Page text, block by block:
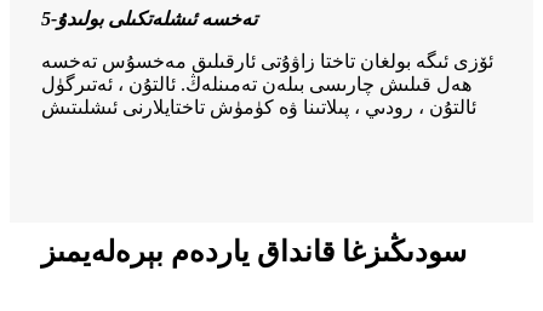
5-تەخسە ئىشلەتكىلى بولىدۇ
ئۆزى ئىگە بولغان تاختا زاۋۇتى ئارقىلىق مەخسۇس تەخسە
ھەل قىلىش چارىسى بىلەن تەمىنلەڭ. ئالتۇن ، ئەتىرگۈل
ئالتۇن ، رودىي ، پىلاتىنا ۋە كۈمۈش تاختايلارنى ئىشلىتىش
سودىڭىزغا قانداق ياردەم بېرەلەيمىز